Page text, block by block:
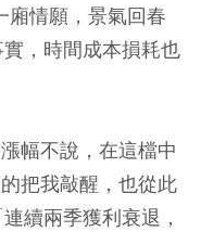
廂情願，景氣回春
，時間成本損耗也
幅不說，在這檔中
把我敲醒，也從此
續兩季獲利衰退，